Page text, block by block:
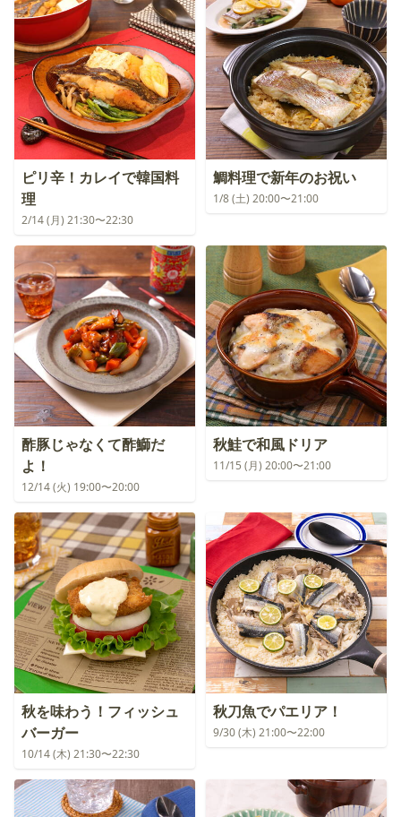
ピリ辛！カレイで韓国料
理
2/14 (月) 21:30〜22:30
鯛料理で新年のお祝い
1/8 (土) 20:00〜21:00
酢豚じゃなくて酢鰤だ
よ！
12/14 (火) 19:00〜20:00
秋鮭で和風ドリア
11/15 (月) 20:00〜21:00
秋を味わう！フィッシュ
バーガー
10/14 (木) 21:30〜22:30
秋刀魚でパエリア！
9/30 (木) 21:00〜22:00